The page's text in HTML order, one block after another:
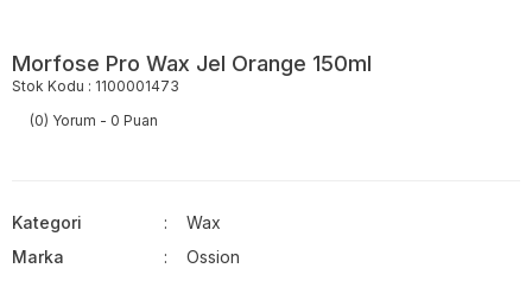
Morfose Pro Wax Jel Orange 150ml
Stok Kodu : 1100001473
(0) Yorum - 0 Puan
Kategori
Wax
Marka
Ossion